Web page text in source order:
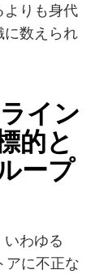
よりも身代
に数えられ
イン
的と
ープ
わゆる
アに不正な